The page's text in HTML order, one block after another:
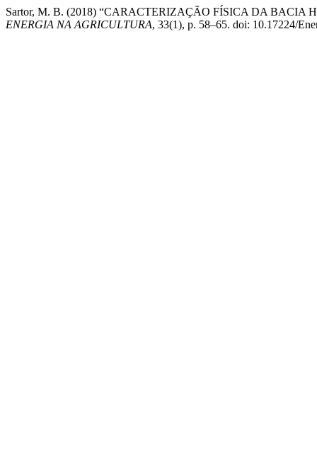
Sartor, M. B. (2018) “CARACTERIZAÇÃO FÍSICA DA
ENERGIA NA AGRICULTURA, 33(1), p. 58–65. doi: 10.17224/